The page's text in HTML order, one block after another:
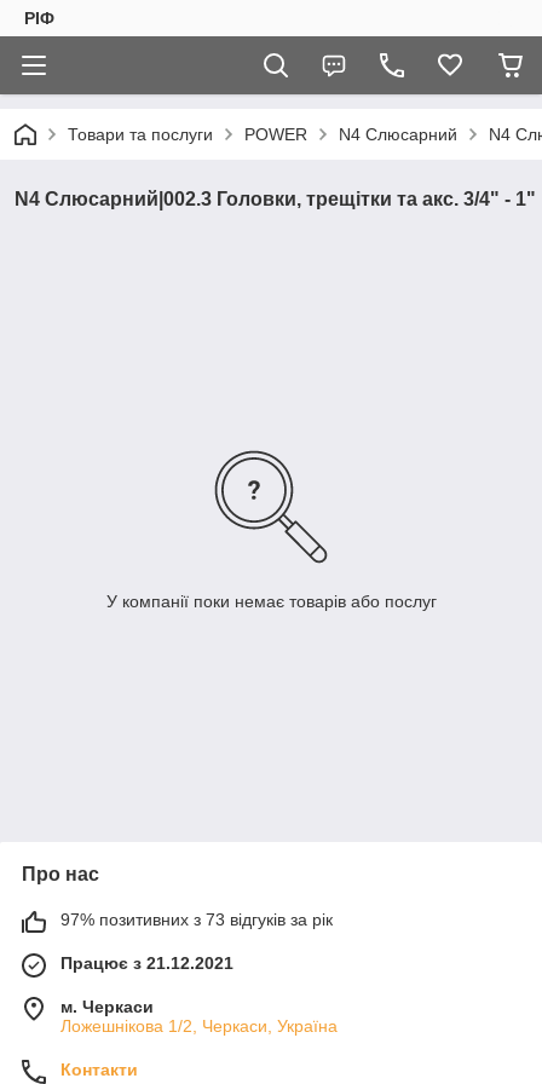
РІФ
Товари та послуги POWER N4 Слюсарний N4
N4 Слюсарний|002.3 Головки, трещітки та акс. 3/4" - 1"
У компанії поки немає товарів або послуг
Про нас
97% позитивних з 73 відгуків за рік
Працює з 21.12.2021
м. Черкаси
Ложешнікова 1/2, Черкаси, Україна
Контакти